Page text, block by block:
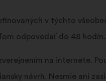
v týchto
odpovedať do 48 hodín.
na internete.
návrh. Nesmie ani